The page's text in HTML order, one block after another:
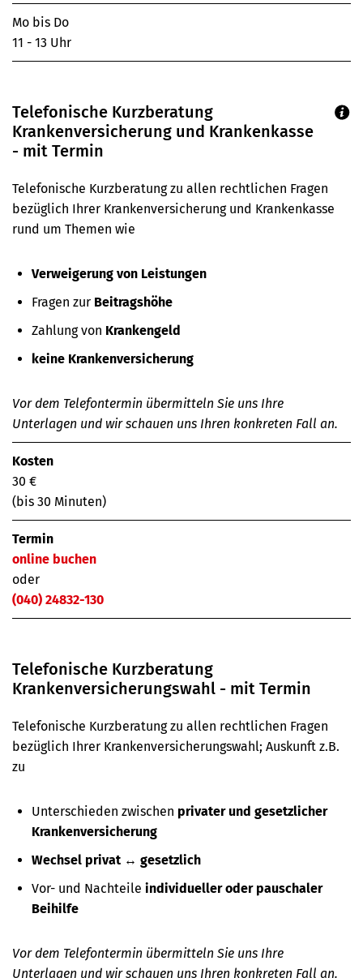
Mo bis Do
11 - 13 Uhr
Telefonische Kurzberatung
Krankenversicherung und Krankenkasse
- mit Termin
Telefonische Kurzberatung zu allen rechtlichen Fragen
bezüglich Ihrer Krankenversicherung und Krankenkasse
rund um Themen wie
Verweigerung von Leistungen
Fragen zur Beitragshöhe
Zahlung von Krankengeld
keine Krankenversicherung
Vor dem Telefontermin übermitteln Sie uns Ihre
Unterlagen und wir schauen uns Ihren konkreten Fall an.
Kosten
30 €
(bis 30 Minuten)
Termin
online buchen
oder
(040) 24832-130
Telefonische Kurzberatung
Krankenversicherungswahl - mit Termin
Telefonische Kurzberatung zu allen rechtlichen Fragen
bezüglich Ihrer Krankenversicherungswahl; Auskunft z.B.
zu
Unterschieden zwischen privater und gesetzlicher
Krankenversicherung
Wechsel privat ↔ gesetzlich
Vor- und Nachteile individueller oder pauschaler
Beihilfe
Vor dem Telefontermin übermitteln Sie uns Ihre
Unterlagen und wir schauen uns Ihren konkreten Fall an.